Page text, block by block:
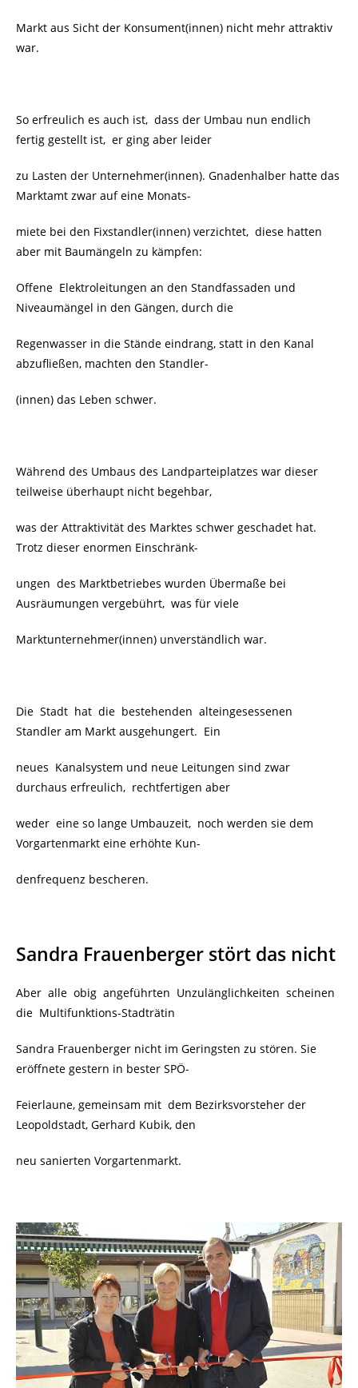
Markt aus Sicht der Konsument(innen) nicht mehr attraktiv
war.
So erfreulich es auch ist, dass der Umbau nun endlich
fertig gestellt ist, er ging aber leider
zu Lasten der Unternehmer(innen). Gnadenhalber hatte das
Marktamt zwar auf eine Monats-
miete bei den Fixstandler(innen) verzichtet, diese hatten
aber mit Baumängeln zu kämpfen:
Offene Elektroleitungen an den Standfassaden und
Niveaumängel in den Gängen, durch die
Regenwasser in die Stände eindrang, statt in den Kanal
abzufließen, machten den Standler-
(innen) das Leben schwer.
Während des Umbaus des Landparteiplatzes war dieser
teilweise überhaupt nicht begehbar,
was der Attraktivität des Marktes schwer geschadet hat.
Trotz dieser enormen Einschränk-
ungen des Marktbetriebes wurden Übermaße bei
Ausräumungen vergebührt, was für viele
Marktunternehmer(innen) unverständlich war.
Die Stadt hat die bestehenden alteingesessenen
Standler am Markt ausgehungert. Ein
neues Kanalsystem und neue Leitungen sind zwar
durchaus erfreulich, rechtfertigen aber
weder eine so lange Umbauzeit, noch werden sie dem
Vorgartenmarkt eine erhöhte Kun-
denfrequenz bescheren.
Sandra Frauenberger stört das nicht
Aber alle obig angeführten Unzulänglichkeiten scheinen
die Multifunktions-Stadträtin
Sandra Frauenberger nicht im Geringsten zu stören. Sie
eröffnete gestern in bester SPÖ-
Feierlaune, gemeinsam mit dem Bezirksvorsteher der
Leopoldstadt, Gerhard Kubik, den
neu sanierten Vorgartenmarkt.